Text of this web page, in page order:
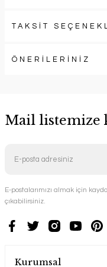
TAKSİT
ÖNERİLERİNİZ
Mail listemize
E-postalarımızı almak için
çıkabilirsiniz.
Kurumsal